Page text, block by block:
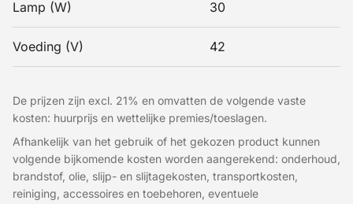
Lamp (W) 30
Voeding (V) 42
De prijzen zijn excl. 21% en omvatten de volgende vaste
kosten: huurprijs en wettelijke premies/toeslagen.
Afhankelijk van het gebruik of het gekozen product kunnen
volgende bijkomende kosten worden aangerekend: onderhoud,
brandstof, olie, slijp- en slijtagekosten, transportkosten,
reiniging, accessoires en toebehoren, eventuele